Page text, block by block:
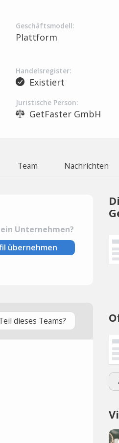
Geschäftsmodell:
Plattform
Handelsregister:
Existiert
Juristische Person:
GetFaster GmbH
Team Nachrichten
Unternehmen?
übernehmen
dieses Teams?